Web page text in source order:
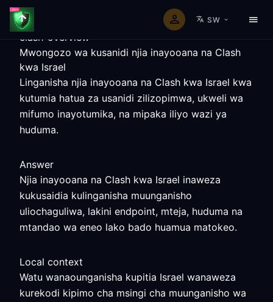
SW
clash-overview
Mwongozo wa kusanidi njia inayooana na Clash
kwa Israel
Linganisha njia inayooana na Clash kwa Israel kwa
kutumia hatua za usanidi zilizopimwa, ukweli wa
mifumo inayotumika, na mipaka iliyo wazi ya
huduma.
Answer
Njia inayooana na Clash kwa Israel inaweza
kukusaidia kulinganisha muunganisho
uliochaguliwa, lakini endpoint, mteja, huduma na
mtandao wa eneo lako bado huamua matokeo.
Local context
Watu wanaounganisha kupitia Israel wanaweza
kurekodi kipimo cha msingi cha muunganisho wa